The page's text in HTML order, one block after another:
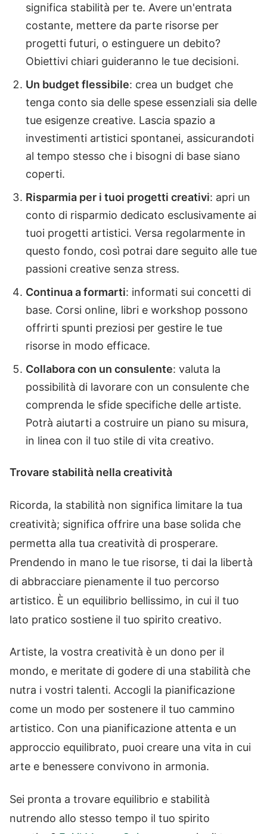
significa stabilità per te. Avere un'entrata
costante, mettere da parte risorse per
progetti futuri, o estinguere un debito?
Obiettivi chiari guideranno le tue decisioni.
Un budget flessibile: crea un budget che
tenga conto sia delle spese essenziali sia delle
tue esigenze creative. Lascia spazio a
investimenti artistici spontanei, assicurandoti
al tempo stesso che i bisogni di base siano
coperti.
Risparmia per i tuoi progetti creativi: apri un
conto di risparmio dedicato esclusivamente ai
tuoi progetti artistici. Versa regolarmente in
questo fondo, così potrai dare seguito alle tue
passioni creative senza stress.
Continua a formarti: informati sui concetti di
base. Corsi online, libri e workshop possono
offrirti spunti preziosi per gestire le tue
risorse in modo efficace.
Collabora con un consulente: valuta la
possibilità di lavorare con un consulente che
comprenda le sfide specifiche delle artiste.
Potrà aiutarti a costruire un piano su misura,
in linea con il tuo stile di vita creativo.
Trovare stabilità nella creatività
Ricorda, la stabilità non significa limitare la tua
creatività; significa offrire una base solida che
permetta alla tua creatività di prosperare.
Prendendo in mano le tue risorse, ti dai la libertà
di abbracciare pienamente il tuo percorso
artistico. È un equilibrio bellissimo, in cui il tuo
lato pratico sostiene il tuo spirito creativo.
Artiste, la vostra creatività è un dono per il
mondo, e meritate di godere di una stabilità che
nutra i vostri talenti. Accogli la pianificazione
come un modo per sostenere il tuo cammino
artistico. Con una pianificazione attenta e un
approccio equilibrato, puoi creare una vita in cui
arte e benessere convivono in armonia.
Sei pronta a trovare equilibrio e stabilità
nutrendo allo stesso tempo il tuo spirito